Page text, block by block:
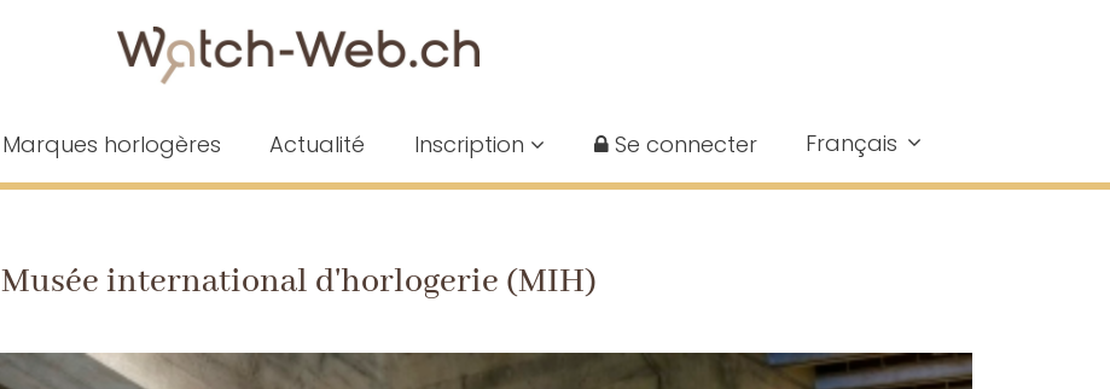
Marques horlogères Actualité Inscription Se connecter Français
Musée international d'horlogerie (MIH)